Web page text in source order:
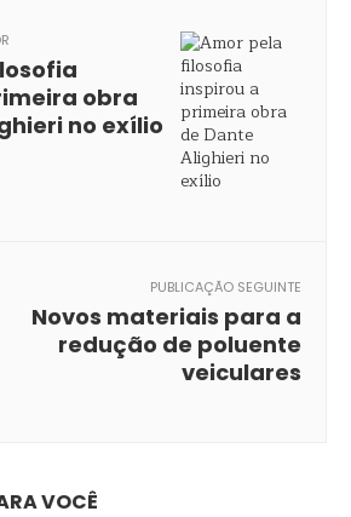
obra
no exílio
PUBLICAÇÃO SEGUINTE
Novos materiais para a
redução de poluente
veiculares
VOCÊ